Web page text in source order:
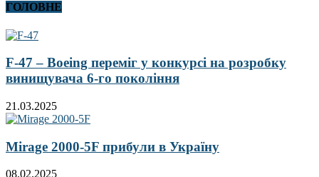
ГОЛОВНЕ
F-47 – Boeing переміг у конкурсі на розробку
винищувача 6-го покоління
21.03.2025
Mirage 2000-5F прибули в Україну
08.02.2025